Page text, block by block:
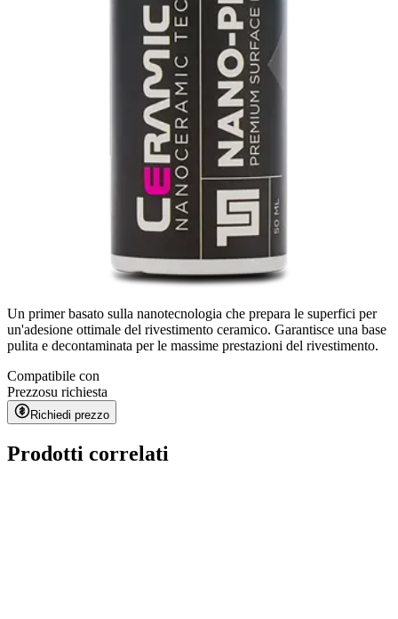
Un primer basato sulla nanotecnologia che prepara le superfici per
un'adesione ottimale del rivestimento ceramico. Garantisce una base
pulita e decontaminata per le massime prestazioni del rivestimento.
Compatibile con
Prezzosu richiesta
Richiedi prezzo
Prodotti correlati